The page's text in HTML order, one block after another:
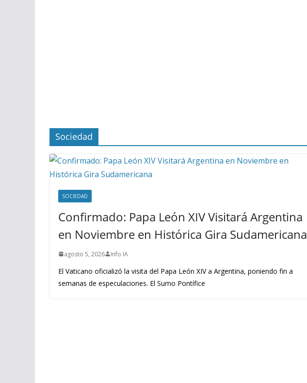
Sociedad
SOCIEDAD
Confirmado: Papa León XIV Visitará Argentina
en Noviembre en Histórica Gira Sudamericana
agosto 5, 2026 Info IA
El Vaticano oficializó la visita del Papa León XIV a Argentina, poniendo fin a
semanas de especulaciones. El Sumo Pontífice